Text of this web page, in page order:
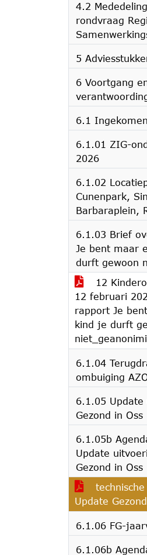
4.2
rondvraag
5
6 Voortgang
6.1
6.1.01 ZIG-
2026
6.1.02
Cunenpark,
Barbaraplein,
6.1.03 Brief
Je bent maar
durft gewoon
12
12 februari
rapport Je
kind je durft
6.1.04
ombuiging
6.1.05 Update
Gezond in Oss
6.1.05b
Update
Gezond in Oss
Update
6.1.06 FG-
6.1.06b